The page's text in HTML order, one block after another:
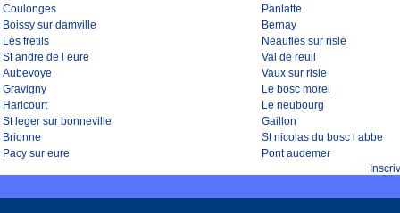
Coulonges
Panlatte
Boissy sur damville
Bernay
Les fretils
Neaufles sur risle
St andre de l eure
Val de reuil
Aubevoye
Vaux sur risle
Gravigny
Le bosc morel
Haricourt
Le neubourg
St leger sur bonneville
Gaillon
Brionne
St nicolas du bosc l abbe
Pacy sur eure
Pont audemer